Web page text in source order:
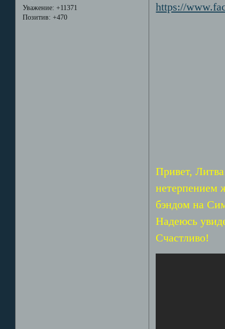
Уважение: +11371
Позитив: +470
https://
Привет,
нетерпением
бэндом на
Надеюсь
Счастливо!